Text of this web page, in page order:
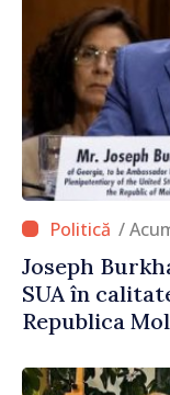
/
Joseph
SUA în
Republica